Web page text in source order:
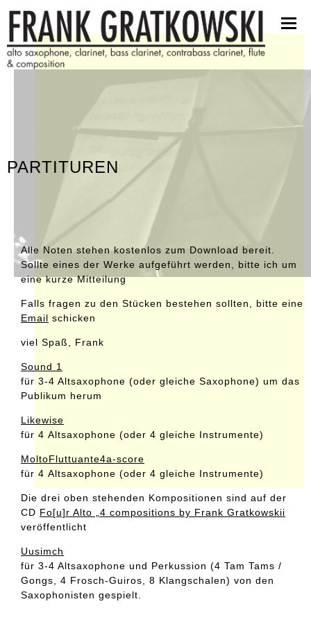
partituren
software
bilder
PARTITUREN
Alle Noten stehen kostenlos zum Download bereit.
Sollte eines der Werke aufgeführt werden, bitte ich um
eine kurze Mitteilung
Falls fragen zu den Stücken bestehen sollten, bitte eine
Email schicken
viel Spaß, Frank
Sound 1
für 3-4 Altsaxophone (oder gleiche Saxophone) um das
Publikum herum
Likewise
für 4 Altsaxophone (oder 4 gleiche Instrumente)
MoltoFluttuante4a-score
für 4 Altsaxophone (oder 4 gleiche Instrumente)
Die drei oben stehenden Kompositionen sind auf der
CD Fo[u]r Alto „4 compositions by Frank Gratkowskii
veröffentlicht
Uusimch
für 3-4 Altsaxophone und Perkussion (4 Tam Tams /
Gongs, 4 Frosch-Guiros, 8 Klangschalen) von den
Saxophonisten gespielt.